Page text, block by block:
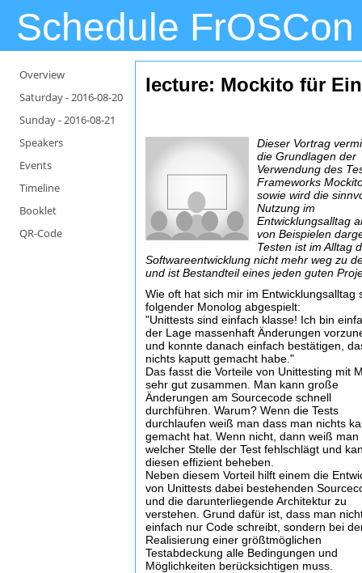
Schedule
Overview
Saturday -2016-08-20
Sunday -2016-08-21
Speakers
Events
Timeline
Booklet
QR-Code
lecture: Mockito für
Dieser Vortrag
die Grundlagen der
Verwendung des
Frameworks
sowie wird die
Nutzung im
Entwicklungsalltag
von Beispielen
Testen ist im Alltag
Softwareentwicklung nicht mehr weg zu
und ist Bestandteil eines jeden guten
Wie oft hat sich mir im Entwicklungsalltag
folgender Monolog abgespielt:
"Unittests sind einfach klasse! Ich bin
der Lage massenhaft Änderungen
und konnte danach einfach bestätigen,
nichts kaputt gemacht habe."
Das fasst die Vorteile von Unittesting mit
sehr gut zusammen. Man kann große
Änderungen am Sourcecode schnell
durchführen. Warum? Wenn die Tests
durchlaufen weiß man dass man nichts
gemacht hat. Wenn nicht, dann weiß man
welcher Stelle der Test fehlschlägt und
diesen effizient beheben.
Neben diesem Vorteil hilft einem die
von Unittests dabei bestehenden
und die darunterliegende Architektur zu
verstehen. Grund dafür ist, dass man
einfach nur Code schreibt, sondern bei
Realisierung einer größtmöglichen
Testabdeckung alle Bedingungen und
Möglichkeiten berücksichtigen muss.